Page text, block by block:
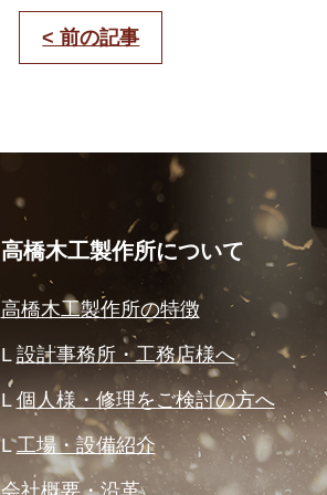
< 前の記事
高橋木工製作所について
高橋木工製作所の特徴
設計事務所・工務店様へ
個人様・修理をご検討の方へ
工場・設備紹介
会社概要・沿革